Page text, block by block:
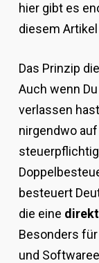
hier gibt es
diesem
Das Prinzip
Auch wenn
verlassen
nirgendwo
besteuert
die eine
Besonders
und